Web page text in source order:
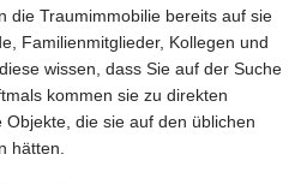
die Traumimmobilie bereits auf sie
Familienmitglieder, Kollegen und
wissen, dass Sie auf der Suche
kommen sie zu direkten
die sie auf den üblichen
hätten.